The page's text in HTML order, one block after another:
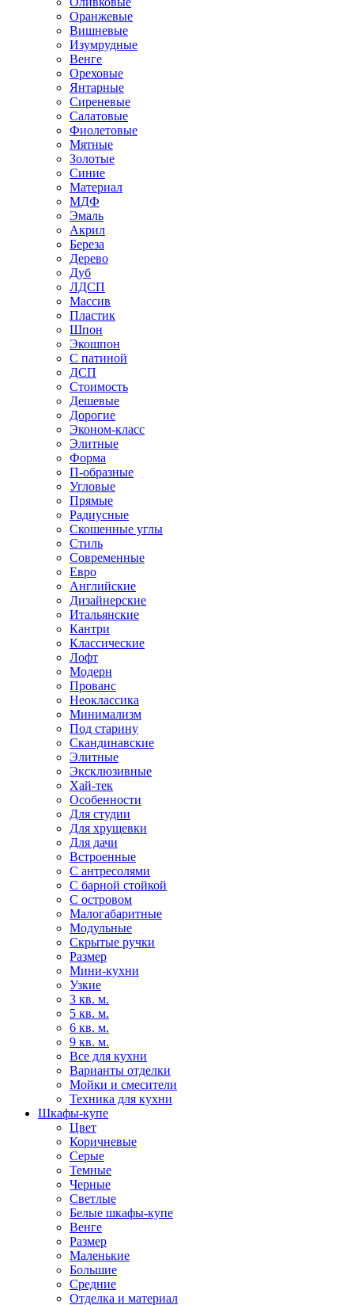
Оранжевые
Вишневые
Изумрудные
Венге
Ореховые
Янтарные
Сиреневые
Салатовые
Фиолетовые
Мятные
Золотые
Синие
Материал
МДФ
Эмаль
Акрил
Береза
Дерево
Дуб
ЛДСП
Массив
Пластик
Шпон
Экошпон
С патиной
ДСП
Стоимость
Дешевые
Дорогие
Эконом-класс
Элитные
Форма
П-образные
Угловые
Прямые
Радиусные
Скошенные углы
Стиль
Современные
Евро
Английские
Дизайнерские
Итальянские
Кантри
Классические
Лофт
Модерн
Прованс
Неоклассика
Минимализм
Под старину
Скандинавские
Элитные
Эксклюзивные
Хай-тек
Особенности
Для студии
Для хрущевки
Для дачи
Встроенные
С антресолями
С барной стойкой
С островом
Малогабаритные
Модульные
Скрытые ручки
Размер
Мини-кухни
Узкие
3 кв. м.
5 кв. м.
6 кв. м.
9 кв. м.
Все для кухни
Варианты отделки
Мойки и смесители
Техника для кухни
Шкафы-купе
Цвет
Коричневые
Серые
Темные
Черные
Светлые
Белые шкафы-купе
Венге
Размер
Маленькие
Большие
Средние
Отделка и материал